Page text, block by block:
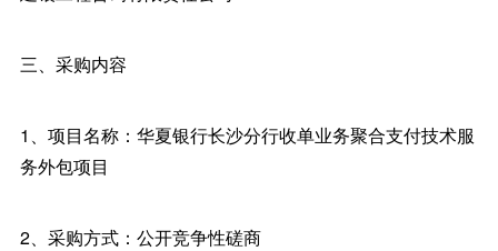
三、采购内容
1、项目名称：华夏银行长沙分行收单业务聚合支付技术服
务外包项目
2、采购方式：公开竞争性磋商